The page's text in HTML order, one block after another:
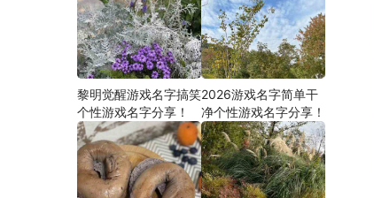
黎明觉醒游戏名字搞笑
个性游戏名字分享！
2026游戏名字简单干
净个性游戏名字分享！